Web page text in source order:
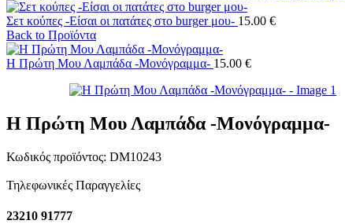
Σετ κούπες -Είσαι οι πατάτες στο burger μου- 15.00 €
Back to Προϊόντα
Η Πρώτη Μου Λαμπάδα -Μονόγραμμα- 15.00 €
Η Πρώτη Μου Λαμπάδα -Μονόγραμμα-
Κωδικός προϊόντος: DM10243
Τηλεφωνικές Παραγγελίες
23210 91777